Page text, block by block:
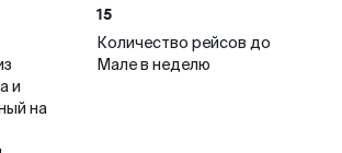
и
на
15
Количество рейсов до
Мале в неделю